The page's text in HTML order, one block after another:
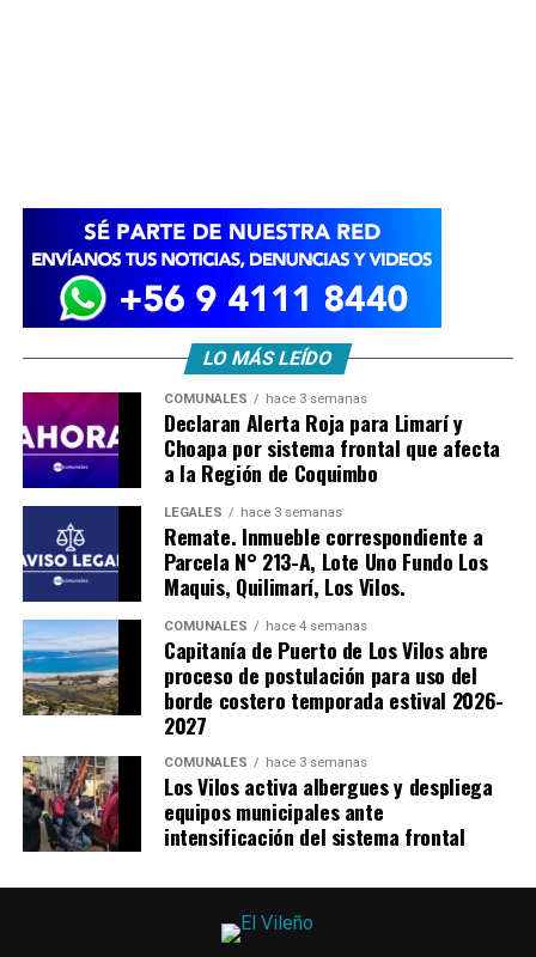
LO MÁS LEÍDO
COMUNALES hace 3 semanas
Declaran Alerta Roja para Limarí y
Choapa por sistema frontal que afecta
a la Región de Coquimbo
LEGALES hace 3 semanas
Remate. Inmueble correspondiente a
Parcela N° 213-A, Lote Uno Fundo Los
Maquis, Quilimarí, Los Vilos.
COMUNALES hace 4 semanas
Capitanía de Puerto de Los Vilos abre
proceso de postulación para uso del
borde costero temporada estival 2026-
2027
COMUNALES hace 3 semanas
Los Vilos activa albergues y despliega
equipos municipales ante
intensificación del sistema frontal